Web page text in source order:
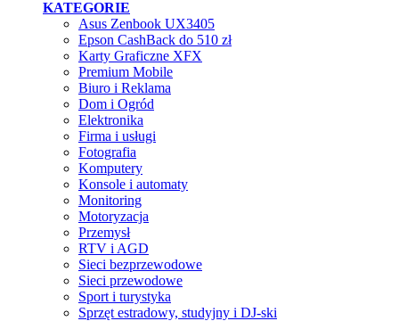
KATEGORIE
Asus Zenbook UX3405
Epson CashBack do 510 zł
Karty Graficzne XFX
Premium Mobile
Biuro i Reklama
Dom i Ogród
Elektronika
Firma i usługi
Fotografia
Komputery
Konsole i automaty
Monitoring
Motoryzacja
Przemysł
RTV i AGD
Sieci bezprzewodowe
Sieci przewodowe
Sport i turystyka
Sprzęt estradowy, studyjny i DJ-ski